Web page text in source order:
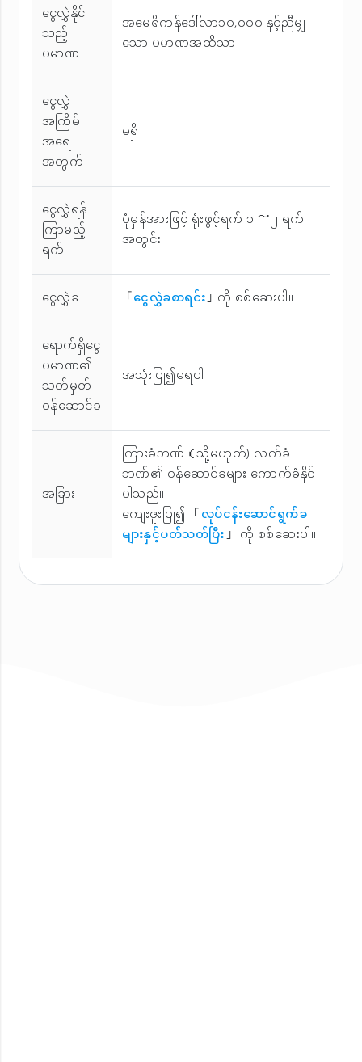
ငွေလွှဲနိုင်
သည့်
ပမာဏ
အမေရိကန်ဒေါ်လာ၁၀,၀၀၀ နှင့်ညီမျှ
သော ပမာဏအထိသာ
ငွေလွှဲ
အကြိမ်
အ‌ရေ
အတွက်
မရှိ
ငွေလွှဲရန်
ကြာမည့်
ရက်
ပုံမှန်အားဖြင့် ရုံးဖွင့်ရက် ၁ ～၂ ရက်
အတွင်း
ငွေလွှဲခ 「ငွေလွှဲခစာရင်း」ကို စစ်ဆေးပါ။
ရောက်ရှိငွေ
ပမာဏ၏
သတ်မှတ်
ဝန်ဆောင်ခ
အသုံးပြု၍မရပါ
အခြား
ကြားခံဘဏ်（သို့မဟုတ်) လက်ခံ
ဘဏ်၏ ဝန်ဆောင်ခများ ကောက်ခံနိုင်
ပါသည်။
ကျေးဇူးပြု၍ 「လုပ်ငန်းဆောင်ရွက်ခ
များနှင့်ပတ်သတ်ပြီး」 ကို စစ်ဆေးပါ။